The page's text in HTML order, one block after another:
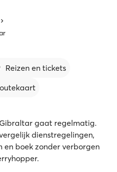
Reizen en tickets
gaat regelmatig.
dienstregelingen,
boek zonder verborgen